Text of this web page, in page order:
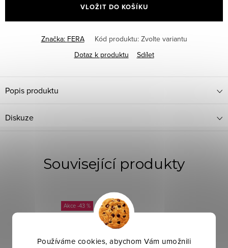
Používáme cookies, abychom Vám umožnili
VLOŽIT DO KOŠÍKU
Značka: FERA Kód produktu: Zvolte variantu
Dotaz k produktu
Sdílet
Popis produktu
Diskuze
Související produkty
-43 %